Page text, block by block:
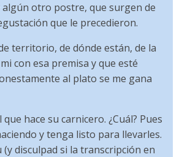
algún otro postre, que surgen de
que le precedieron.
territorio, de dónde están, de la
con esa premisa y que esté
al plato se me gana
hace su carnicero. ¿Cuál? Pues
y tenga listo para llevarles.
disculpad si la transcripción en